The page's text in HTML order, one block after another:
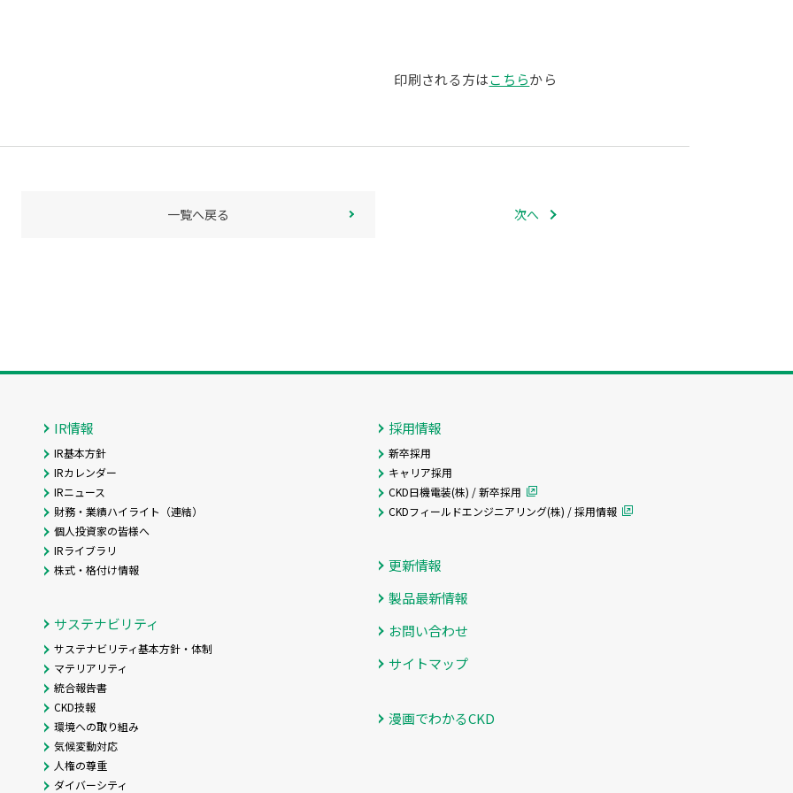
印刷される方はこちらから
次へ
一覧へ戻る
IR情報
IR基本方針
IRカレンダー
IRニュース
財務・業績ハイライト（連結）
個人投資家の皆様へ
IRライブラリ
株式・格付け情報
サステナビリティ
サステナビリティ基本方針・体制
マテリアリティ
統合報告書
CKD技報
環境への取り組み
気候変動対応
人権の尊重
ダイバーシティ
採用情報
新卒採用
キャリア採用
CKD日機電装(株) / 新卒採用
CKDフィールドエンジニアリング(株) / 採用情報
更新情報
製品最新情報
お問い合わせ
サイトマップ
漫画でわかるCKD